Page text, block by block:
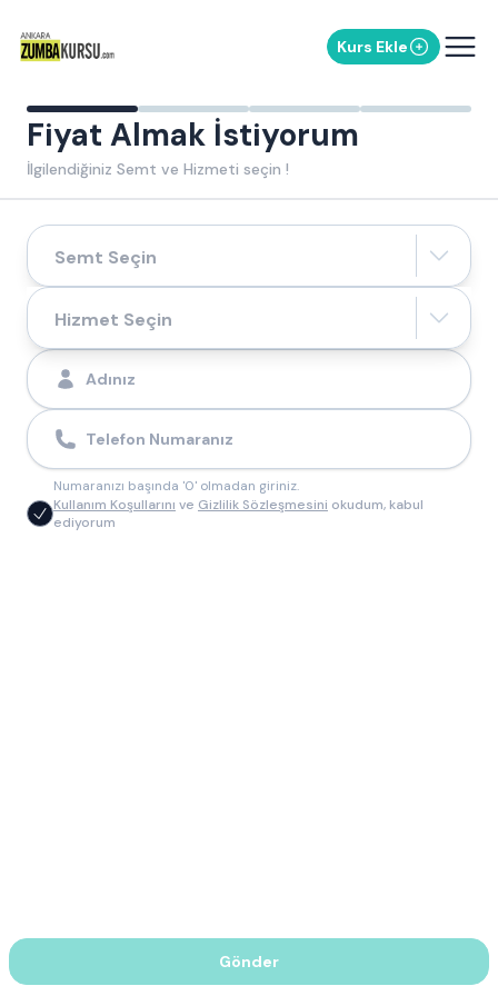
Kurs Ekle
Fiyat Almak İstiyorum
İlgilendiğiniz Semt ve Hizmeti seçin !
Semt Seçin
Hizmet Seçin
Numaranızı başında '0' olmadan giriniz.
Kullanım Koşullarını ve Gizlilik Sözleşmesini okudum, kabul
ediyorum
Gönder